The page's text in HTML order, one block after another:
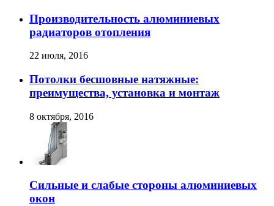
Производительность алюминиевых
радиаторов отопления
22 июля, 2016
Потолки бесшовные натяжные:
преимущества, установка и монтаж
8 октября, 2016
Сильные и слабые стороны алюминиевых
окон